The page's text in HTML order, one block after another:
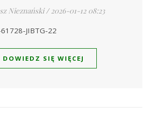
Nieznański / 2026-01-12 08:23
61728-JIBTG-22
DOWIEDZ SIĘ WIĘCEJ